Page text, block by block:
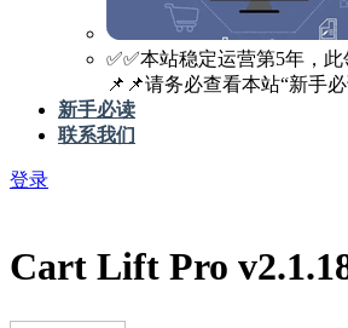
✅️✅️本站稳定运营第5年，
📌📌请务必查看本站“新手
新手必读
联系我们
登录
Cart Lift Pro